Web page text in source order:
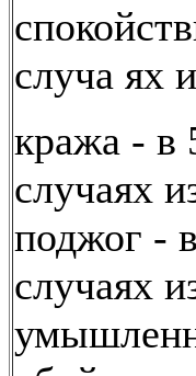
случа ях
кража - в
случаях
поджог -
случаях